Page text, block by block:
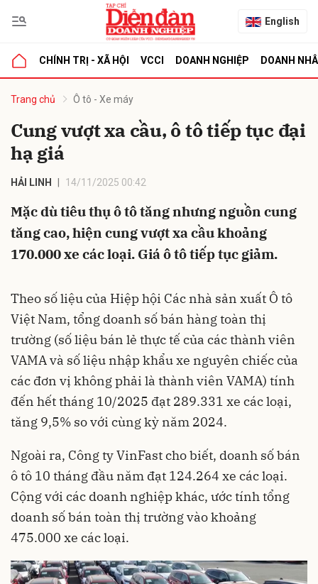
English
CHÍNH TRỊ - XÃ HỘI VCCI DOANH NGHIỆP DOANH
Trang chủ Ô tô - Xe máy
Cung vượt xa cầu, ô tô tiếp tục đại
hạ giá
HẢI LINH 14/11/2025 00:42
Mặc dù tiêu thụ ô tô tăng nhưng nguồn cung
tăng cao, hiện cung vượt xa cầu khoảng
170.000 xe các loại. Giá ô tô tiếp tục giảm.
Theo số liệu của Hiệp hội Các nhà sản xuất Ô tô
Việt Nam, tổng doanh số bán hàng toàn thị
trường (số liệu bán lẻ thực tế của các thành viên
VAMA và số liệu nhập khẩu xe nguyên chiếc của
các đơn vị không phải là thành viên VAMA) tính
đến hết tháng 10/2025 đạt 289.331 xe các loại,
tăng 9,5% so với cùng kỳ năm 2024.
Ngoài ra, Công ty VinFast cho biết, doanh số bán
ô tô 10 tháng đầu năm đạt 124.264 xe các loại.
Cộng với các doanh nghiệp khác, ước tính tổng
doanh số bán toàn thị trường vào khoảng
475.000 xe các loại.
luận
Hủy